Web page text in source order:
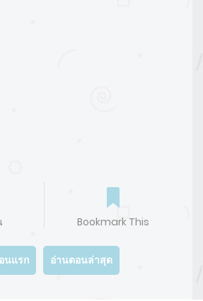
Bookmark This
นแรก อ่านตอนล่าสุด